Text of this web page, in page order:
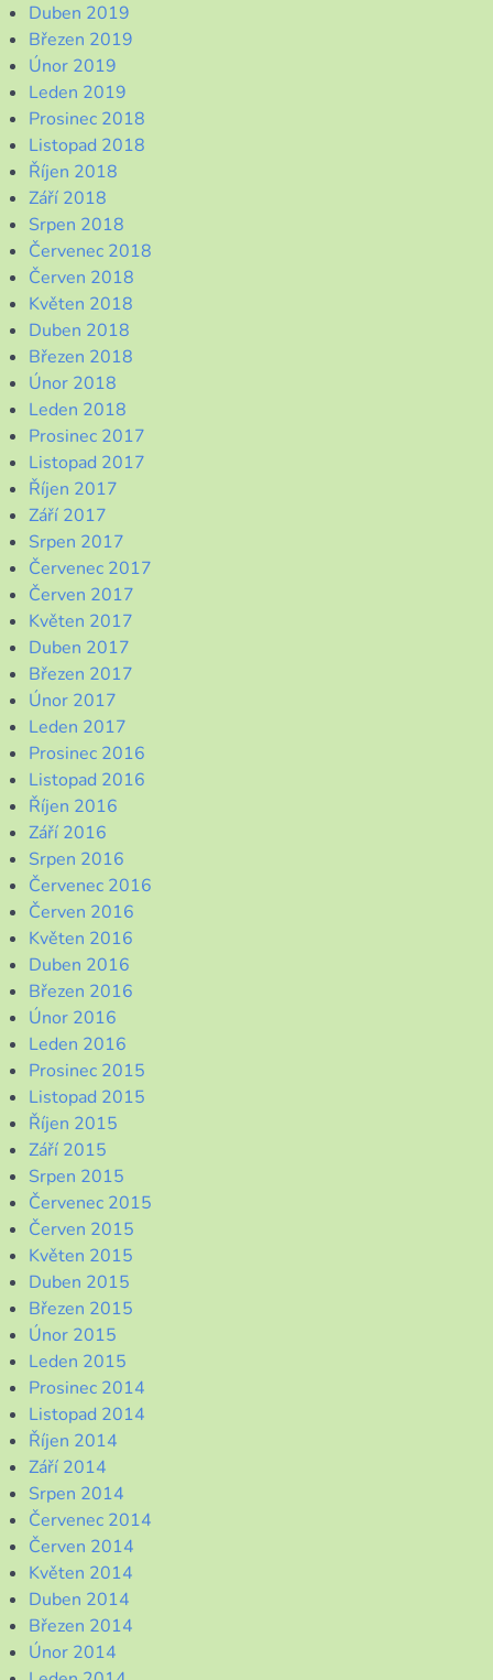
Duben 2019
Březen 2019
Únor 2019
Leden 2019
Prosinec 2018
Listopad 2018
Říjen 2018
Září 2018
Srpen 2018
Červenec 2018
Červen 2018
Květen 2018
Duben 2018
Březen 2018
Únor 2018
Leden 2018
Prosinec 2017
Listopad 2017
Říjen 2017
Září 2017
Srpen 2017
Červenec 2017
Červen 2017
Květen 2017
Duben 2017
Březen 2017
Únor 2017
Leden 2017
Prosinec 2016
Listopad 2016
Říjen 2016
Září 2016
Srpen 2016
Červenec 2016
Červen 2016
Květen 2016
Duben 2016
Březen 2016
Únor 2016
Leden 2016
Prosinec 2015
Listopad 2015
Říjen 2015
Září 2015
Srpen 2015
Červenec 2015
Červen 2015
Květen 2015
Duben 2015
Březen 2015
Únor 2015
Leden 2015
Prosinec 2014
Listopad 2014
Říjen 2014
Září 2014
Srpen 2014
Červenec 2014
Červen 2014
Květen 2014
Duben 2014
Březen 2014
Únor 2014